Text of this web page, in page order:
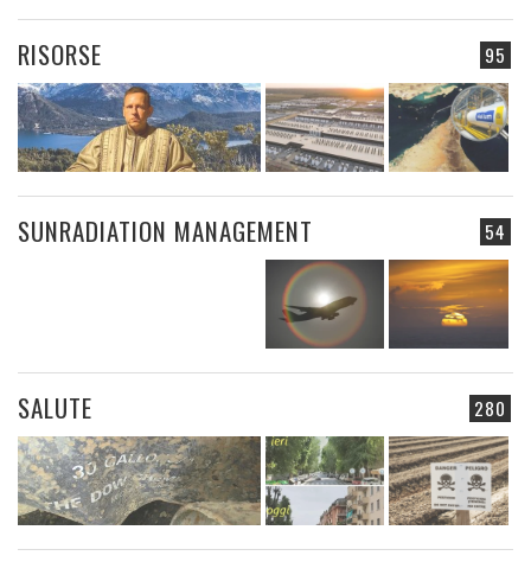
95
RISORSE
54
SUNRADIATION MANAGEMENT
280
SALUTE